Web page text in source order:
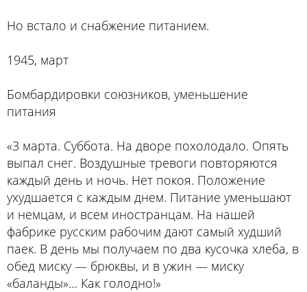
Но встало и снабжение питанием.
1945, март
Бомбардировки союзников, уменьшение
питания
«3 марта. Суббота. На дворе похолодало. Опять
выпал снег. Воздушные тревоги повторяются
каждый день и ночь. Нет покоя. Положение
ухудшается с каждым днем. Питание уменьшают
и немцам, и всем иностранцам. На нашей
фабрике русским рабочим дают самый худший
паек. В день мы получаем по два кусочка хлеба, в
обед миску — брюквы, и в ужин — миску
«баланды»… Как голодно!»